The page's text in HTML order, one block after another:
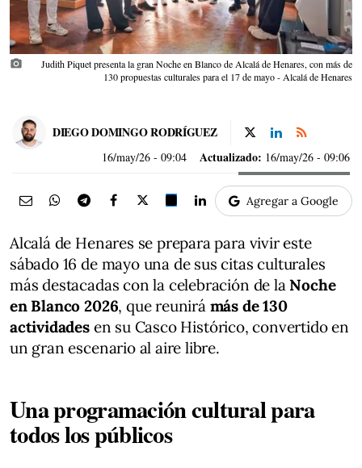
photo_camera
Judith Piquet presenta la gran Noche en Blanco de Alcalá de Henares, con más de
130 propuestas culturales para el 17 de mayo - Alcalá de Henares
DIEGO DOMINGO RODRÍGUEZ
16/may/26 - 09:04 Actualizado: 16/may/26 - 09:06
Agregar a Google
Alcalá de Henares se prepara para vivir este
sábado 16 de mayo una de sus citas culturales
más destacadas con la celebración de laNoche
en Blanco 2026, que reunirá más de 130
actividadesen su Casco Histórico, convertido en
un gran escenario al aire libre.
Una programación cultural para
todos los públicos